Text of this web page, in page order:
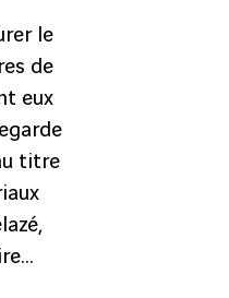
le
de
eux
titre